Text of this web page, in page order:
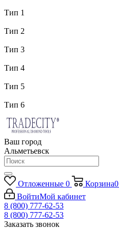
Тип 1
Тип 2
Тип 3
Тип 4
Тип 5
Тип 6
Ваш город
Альметьевск
Отложенные 0 Корзина0
ВойтиМой кабинет
8 (800) 777-62-53
8 (800) 777-62-53
Заказать звонок